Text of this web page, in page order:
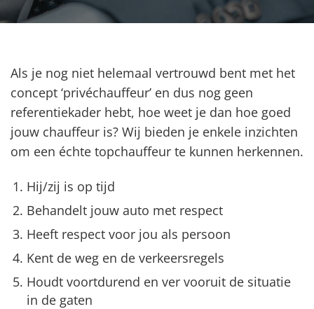
Als je nog niet helemaal vertrouwd bent met het
concept ‘privéchauffeur’ en dus nog geen
referentiekader hebt, hoe weet je dan hoe goed
jouw chauffeur is? Wij bieden je enkele inzichten
om een échte topchauffeur te kunnen herkennen.
Hij/zij is op tijd
Behandelt jouw auto met respect
Heeft respect voor jou als persoon
Kent de weg en de verkeersregels
Houdt voortdurend en ver vooruit de situatie
in de gaten